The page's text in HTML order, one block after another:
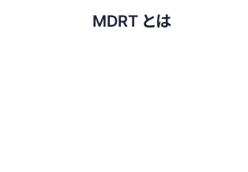
MDRT とは